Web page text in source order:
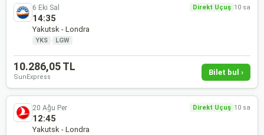
6 Eki Sal Direkt Uçuş 10 sa
14:35
Yakutsk - Londra
YKS · LGW
10.286,05 TL
SunExpress
Bilet bul ›
20 Ağu Per Direkt Uçuş 10 sa
12:45
Yakutsk - Londra